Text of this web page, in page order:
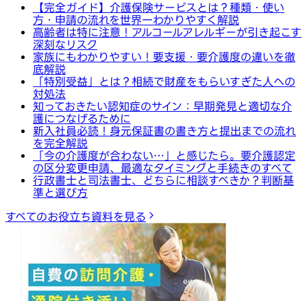
【完全ガイド】介護保険サービスとは？種類・使い
方・申請の流れを世界一わかりやすく解説
高齢者は特に注意！アルコールアレルギーが引き起こす
深刻なリスク
家族にもわかりやすい！要支援・要介護度の違いを徹
底解説
「特別受益」とは？相続で財産をもらいすぎた人への
対処法
知っておきたい認知症のサイン：早期発見と適切な介
護につなげるために
新入社員必読！身元保証書の書き方と提出までの流れ
を完全解説
「今の介護度が合わない…」と感じたら。要介護認定
の区分変更申請、最適なタイミングと手続きのすべて
行政書士と司法書士、どちらに相談すべきか？判断基
準と選び方
すべてのお役立ち資料を見る